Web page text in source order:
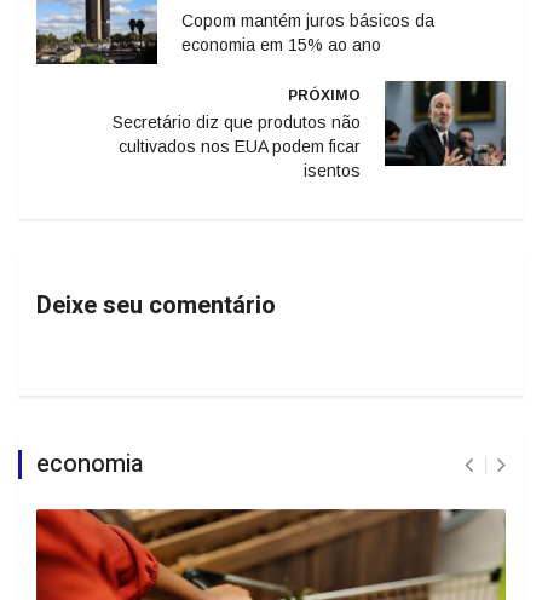
Copom mantém juros básicos da
economia em 15% ao ano
PRÓXIMO
Secretário diz que produtos não
cultivados nos EUA podem ficar
isentos
Deixe seu comentário
economia